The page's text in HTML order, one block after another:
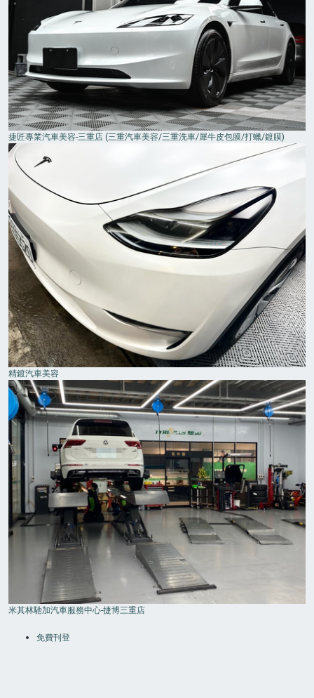
捷匠專業汽車美容-三重店 (三重汽車美容/三重洗車/犀牛皮包膜/打蠟/鍍膜)
精鍍汽車美容
米其林馳加汽車服務中心-捷博三重店
MENU免費刊登